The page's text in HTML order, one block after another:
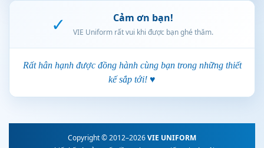
✓ Cảm ơn bạn!
VIE Uniform rất vui khi được bạn ghé thăm.
Rất hân hạnh được đồng hành cùng bạn trong những thiết
kế sắp tới! ♥
Copyright © 2012–2026VIE UNIFORM